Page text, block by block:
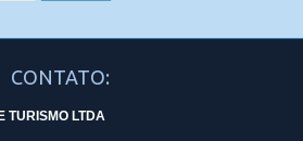
CONTATO:
TURISMO LTDA